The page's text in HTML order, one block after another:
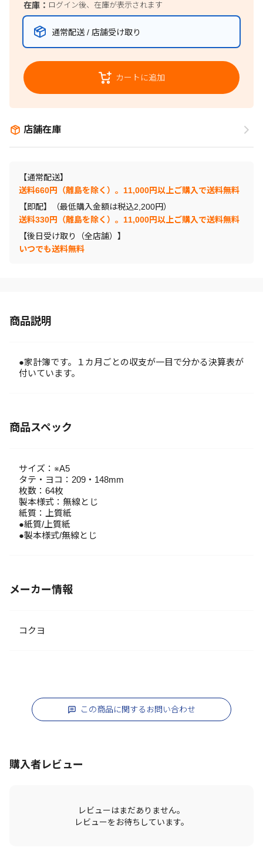
在庫： ログイン後、在庫が表示されます
通常配送 / 店舗受け取り
カートに追加
店舗在庫
【通常配送】
送料660円（離島を除く）。11,000円以上ご購入で送料無料
【即配】（最低購入金額は税込2,200円）
送料330円（離島を除く）。11,000円以上ご購入で送料無料
【後日受け取り（全店舗）】
いつでも送料無料
商品説明
●家計簿です。１カ月ごとの収支が一目で分かる決算表が
付いています。
商品スペック
サイズ：※A5
タテ・ヨコ：209・148mm
枚数：64枚
製本様式：無線とじ
紙質：上質紙
●紙質/上質紙
●製本様式/無線とじ
メーカー情報
コクヨ
この商品に関するお問い合わせ
購入者レビュー
レビューはまだありません。
レビューをお待ちしています。